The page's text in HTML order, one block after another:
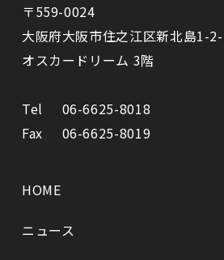
〒559-0024
⼤阪府⼤阪市住之江区新北島1-
オスカードリーム 3階
Tel
06-6625-8018
Fax
06-6625-8019
HOME
ニュース